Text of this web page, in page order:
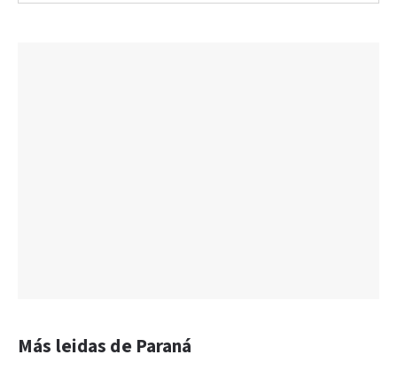
Más leidas de Paraná